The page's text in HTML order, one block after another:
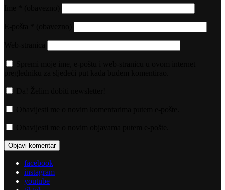
facebook
instagram
youtube